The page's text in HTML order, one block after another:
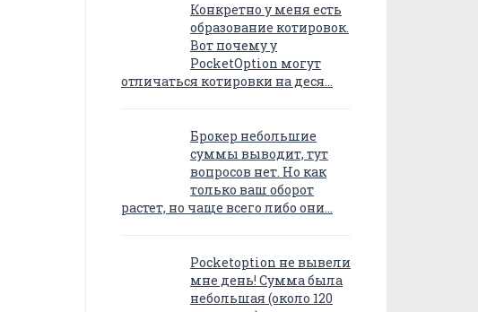
Конкретно у меня есть
образование котировок.
Вот почему у
PocketOption могут
отличаться котировки на деся…
Брокер небольшие
суммы выводит, тут
вопросов нет. Но как
только ваш оборот
растет, но чаще всего либо они…
Pocketoption не вывели
мне день! Сумма была
небольшая (около 120